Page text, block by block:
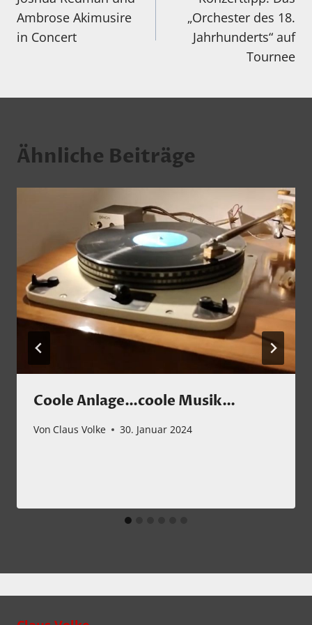
Ambrose Akimusire
in Concert
„Orchester des 18.
Jahrhunderts“ auf
Tournee
Ähnliche Beiträge
Coole Anlage…coole Musik…
Von Claus Volke 30. Januar 2024